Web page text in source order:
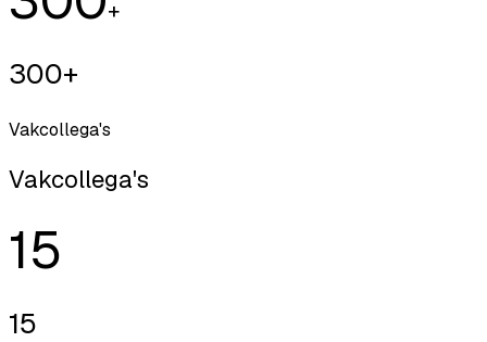
+
300+
Vakcollega's
Vakcollega's
15
15